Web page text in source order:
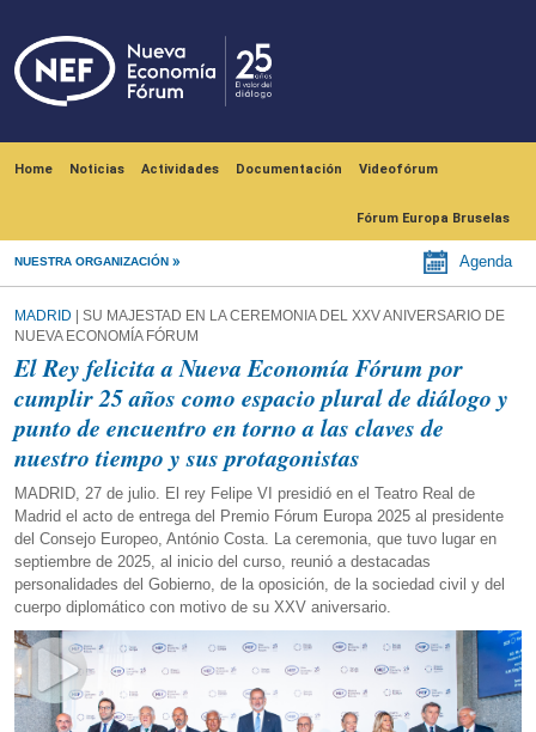
Home Noticias Actividades Documentación Videofórum
Fórum Europa Bruselas
NUESTRA ORGANIZACIÓN Agenda
MADRID | SU MAJESTAD EN LA CEREMONIA DEL XXV ANIVERSARIO DE
NUEVA ECONOMÍA FÓRUM
El Rey felicita a Nueva Economía Fórum por
cumplir 25 años como espacio plural de diálogo y
punto de encuentro en torno a las claves de
nuestro tiempo y sus protagonistas
MADRID, 27 de julio. El rey Felipe VI presidió en el Teatro Real de
Madrid el acto de entrega del Premio Fórum Europa 2025 al presidente
del Consejo Europeo, António Costa. La ceremonia, que tuvo lugar en
septiembre de 2025, al inicio del curso, reunió a destacadas
personalidades del Gobierno, de la oposición, de la sociedad civil y del
cuerpo diplomático con motivo de su XXV aniversario.